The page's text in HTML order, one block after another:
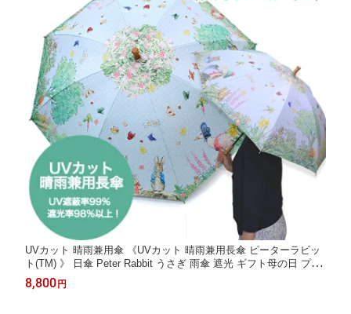
UVカット 晴雨兼用傘 《UVカット 晴雨兼用長傘 ピーターラビッ
ト(TM) 》 日傘 Peter Rabbit うさぎ 雨傘 遮光 ギフト母の日 プレ
ゼント おしゃれ 水色 ディアカーズ
8,800 円